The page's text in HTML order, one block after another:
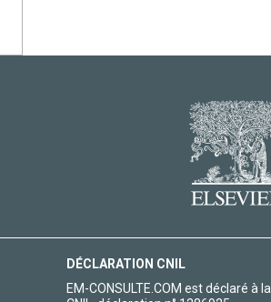
DÉCLARATION CNIL
EM-CONSULTE.COM est déclaré à la